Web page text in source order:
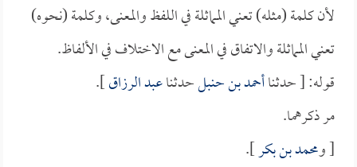
لأن كلمة (مثله) تعني المماثلة في اللفظ والمعنى، وكلمة (نحوه)
تعني المماثلة والاتفاق في المعنى مع الاختلاف في الألفاظ.
قوله: [ حدثناأحمد بن حنبلحدثناعبد الرزاق].
مر ذكرهما.
[ ومحمد بن بكر].